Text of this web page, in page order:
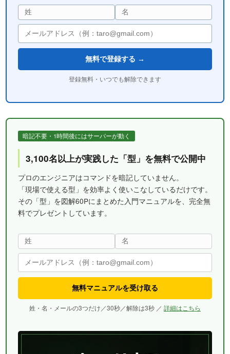
無料で登録する →
登録無料・いつでも解除できます
暗記不要・1時間後にはサーバーが動く
3,100名以上が実践した「型」を無料で公開中
プロのエンジニアはコマンドを暗記していません。
「現場で使える型」を効率よく使いこなしているだけです。
その「型」を図解60Pにまとめた入門マニュアルを、完全無
料でプレゼントしています。
無料マニュアルを受け取る
姓・名・メールの3つだけ／30秒／解除は3秒 ／ 詳細はこちら